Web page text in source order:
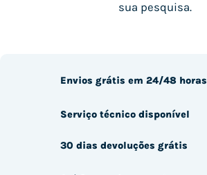
sua pesquisa.
Envios grátis em 24/48 horas
Serviço técnico disponível
30 dias devoluções grátis